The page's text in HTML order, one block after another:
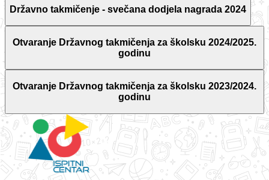
Državno takmičenje - svečana dodjela nagrada 2024
Otvaranje Državnog takmičenja za školsku 2024/2025.
godinu
Otvaranje Državnog takmičenja za školsku 2023/2024.
godinu